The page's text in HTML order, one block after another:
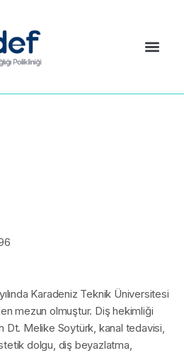
Karadeniz Teknik Üniversitesi
mezun olmuştur. Diş hekimliği
Dt. Melike Soytürk, kanal tedavisi,
dolgu, diş beyazlatma,